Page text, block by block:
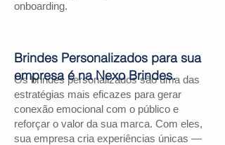
onboarding.
Os brindes personalizados são uma das
estratégias mais eficazes para gerar
conexão emocional com o público e
reforçar o valor da sua marca. Com eles,
sua empresa cria experiências únicas —
Brindes Personalizados para sua
empresa é na Nexo Brindes.